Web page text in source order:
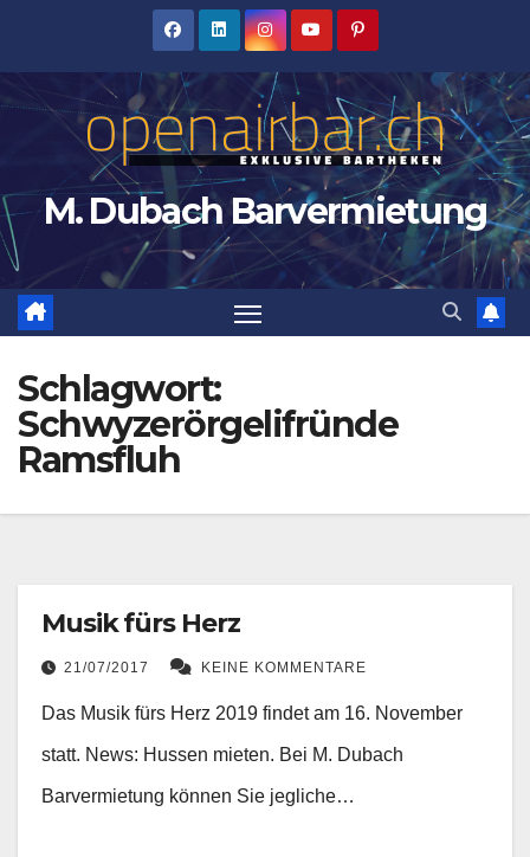
M. Dubach Barvermietung
Schlagwort:
Schwyzerörgelifründe
Ramsfluh
Musik fürs Herz
21/07/2017 KEINE KOMMENTARE
Das Musik fürs Herz 2019 findet am 16. November
statt. News: Hussen mieten. Bei M. Dubach
Barvermietung können Sie jegliche…